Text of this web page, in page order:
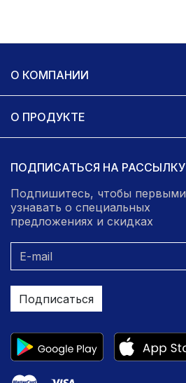
О КОМПАНИИ
О ПРОДУКТЕ
ПОДПИСАТЬСЯ НА РАССЫЛКУ
Подпишитесь, чтобы первыми
узнавать о специальных
предложениях и скидках
Подписаться